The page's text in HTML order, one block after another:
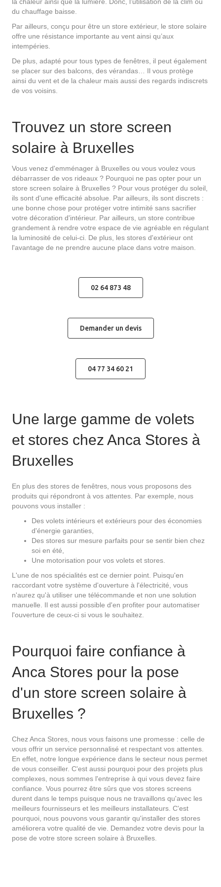
du chauffage baisse.
Par ailleurs, conçu pour être un store extérieur, le store solaire
offre une résistance importante au vent ainsi qu’aux
intempéries.
De plus, adapté pour tous types de fenêtres, il peut également
se placer sur des balcons, des vérandas… Il vous protège
ainsi du vent et de la chaleur mais aussi des regards indiscrets
de vos voisins.
Trouvez un store screen
solaire à Bruxelles
Vous venez d'emménager à Bruxelles ou vous voulez vous
débarrasser de vos rideaux ? Pourquoi ne pas opter pour un
store screen solaire à Bruxelles ? Pour vous protéger du soleil,
ils sont d'une efficacité absolue. Par ailleurs, ils sont discrets :
une bonne chose pour protéger votre intimité sans sacrifier
votre décoration d'intérieur. Par ailleurs, un store contribue
grandement à rendre votre espace de vie agréable en régulant
la luminosité de celui-ci. De plus, les stores d'extérieur ont
l'avantage de ne prendre aucune place dans votre maison.
02 64 873 48
Demander un devis
04 77 34 60 21
Une large gamme de volets
et stores chez Anca Stores à
Bruxelles
En plus des stores de fenêtres, nous vous proposons des
produits qui répondront à vos attentes. Par exemple, nous
pouvons vous installer :
Des volets intérieurs et extérieurs pour des économies
d'énergie garanties,
Des stores sur mesure parfaits pour se sentir bien chez
soi en été,
Une motorisation pour vos volets et stores.
L'une de nos spécialités est ce dernier point. Puisqu'en
raccordant votre système d'ouverture à l'électricité, vous
n'aurez qu'à utiliser une télécommande et non une solution
manuelle. Il est aussi possible d'en profiter pour automatiser
l'ouverture de ceux-ci si vous le souhaitez.
Pourquoi faire confiance à
Anca Stores pour la pose
d'un store screen solaire à
Bruxelles ?
Chez Anca Stores, nous vous faisons une promesse : celle de
vous offrir un service personnalisé et respectant vos attentes.
En effet, notre longue expérience dans le secteur nous permet
de vous conseiller. C'est aussi pourquoi pour des projets plus
complexes, nous sommes l'entreprise à qui vous devez faire
confiance. Vous pourrez être sûrs que vos stores screens
durent dans le temps puisque nous ne travaillons qu'avec les
meilleurs fournisseurs et les meilleurs installateurs. C'est
pourquoi, nous pouvons vous garantir qu'installer des stores
améliorera votre qualité de vie. Demandez votre devis pour la
pose de votre store screen solaire à Bruxelles.